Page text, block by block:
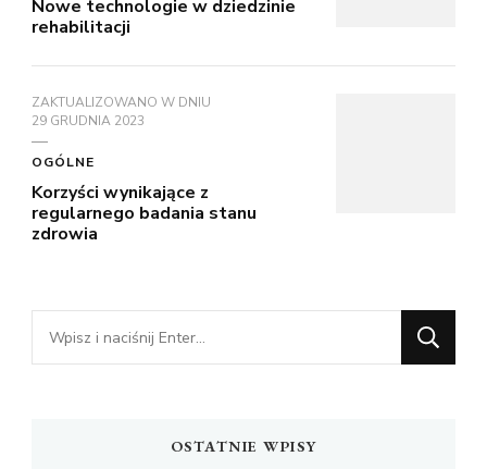
Nowe technologie w dziedzinie
rehabilitacji
ZAKTUALIZOWANO W DNIU
29 GRUDNIA 2023
OGÓLNE
Korzyści wynikające z
regularnego badania stanu
zdrowia
Szukasz
czegoś?
OSTATNIE WPISY